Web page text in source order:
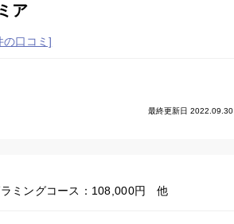
ア
の口コミ]
最終更新日 2022.09.30
ミングコース：108,000円 他